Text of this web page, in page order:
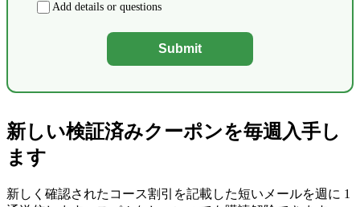
Add details or questions
Submit
新しい検証済みクーポンを毎週入手し
ます
新しく確認されたコース割引を記載した短いメールを週に 1